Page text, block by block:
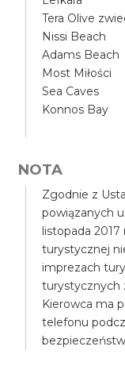
Tera Olive
Nissi Beach
Adams Beach
Most Miłości
Sea Caves
Konnos Bay
NOTA
Zgodnie z
powiązanych
listopada 2017
turystycznej
imprezach
turystycznych
Kierowca ma
telefonu